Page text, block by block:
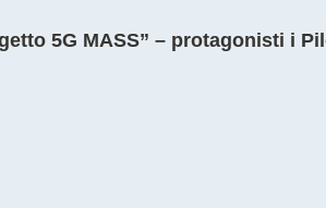
5G MASS” – protagonisti i